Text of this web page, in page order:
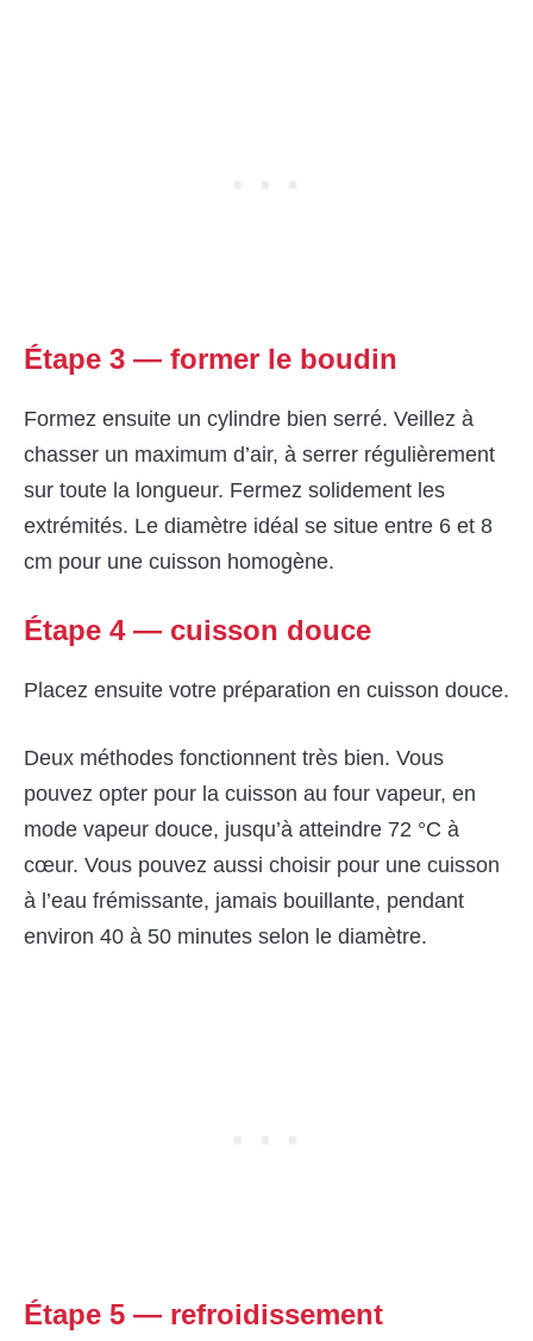
Étape 3 — former le boudin
Formez ensuite un cylindre bien serré. Veillez à
chasser un maximum d’air, à serrer régulièrement
sur toute la longueur. Fermez solidement les
extrémités. Le diamètre idéal se situe entre 6 et 8
cm pour une cuisson homogène.
Étape 4 — cuisson douce
Placez ensuite votre préparation en cuisson douce.
Deux méthodes fonctionnent très bien. Vous
pouvez opter pour la cuisson au four vapeur, en
mode vapeur douce, jusqu’à atteindre 72 °C à
cœur. Vous pouvez aussi choisir pour une cuisson
à l’eau frémissante, jamais bouillante, pendant
environ 40 à 50 minutes selon le diamètre.
Étape 5 — refroidissement